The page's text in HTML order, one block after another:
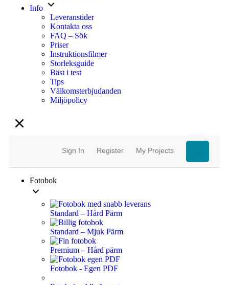
Info
Leveranstider
Kontakta oss
FAQ – Sök
Priser
Instruktionsfilmer
Storleksguide
Bäst i test
Tips
Välkomsterbjudanden
Miljöpolicy
Sign In Register My Projects
Fotobok
Standard – Hård Pärm
Standard – Mjuk Pärm
Premium – Hård pärm
Fotobok - Egen PDF